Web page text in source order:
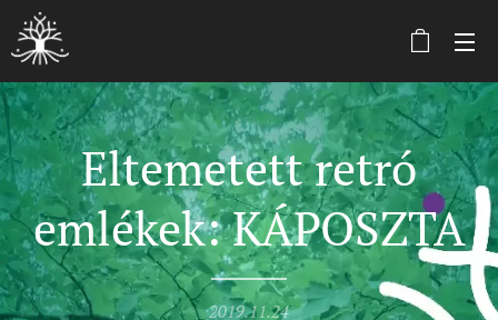
Eltemetett retró
emlékek: KÁPOSZTA
2019.11.24